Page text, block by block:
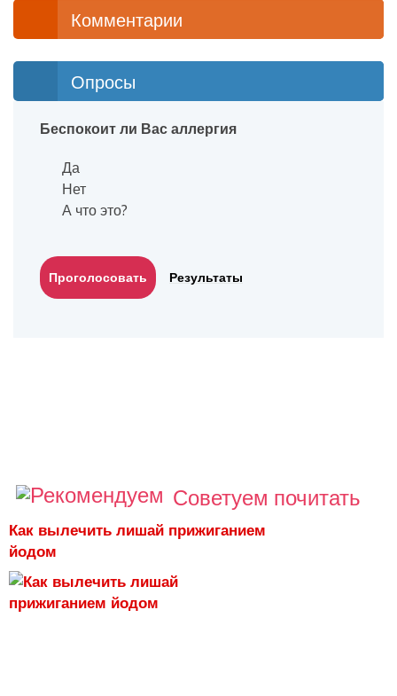
Комментарии
Опросы
Беспокоит ли Вас аллергия
Да
Нет
А что это?
Результаты
Советуем почитать
Как вылечить лишай прижиганием
йодом